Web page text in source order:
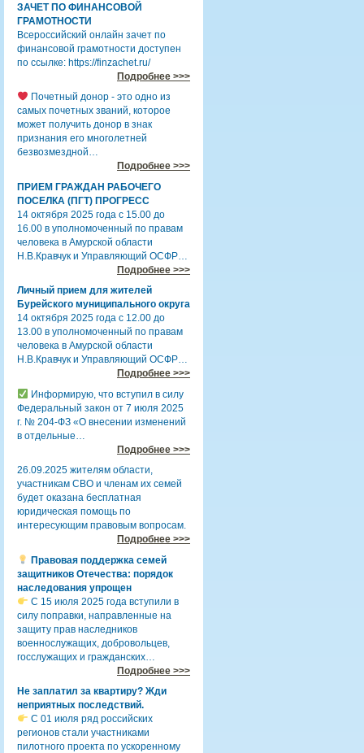
ЗАЧЕТ ПО ФИНАНСОВОЙ
ГРАМОТНОСТИ
Всероссийский онлайн зачет по
финансовой грамотности доступен
по ссылке: https://finzachet.ru/
Подробнее >>>
Почетный донор - это одно из
самых почетных званий, которое
может получить донор в знак
признания его многолетней
безвозмездной…
Подробнее >>>
ПРИЕМ ГРАЖДАН РАБОЧЕГО
ПОСЕЛКА (ПГТ) ПРОГРЕСС
14 октября 2025 года с 15.00 до
16.00 в уполномоченный по правам
человека в Амурской области
Н.В.Кравчук и Управляющий ОСФР…
Подробнее >>>
Личный прием для жителей
Бурейского муниципального округа
14 октября 2025 года с 12.00 до
13.00 в уполномоченный по правам
человека в Амурской области
Н.В.Кравчук и Управляющий ОСФР…
Подробнее >>>
Информирую, что вступил в силу
Федеральный закон от 7 июля 2025
г. № 204-ФЗ «О внесении изменений
в отдельные…
Подробнее >>>
26.09.2025 жителям области,
участникам СВО и членам их семей
будет оказана бесплатная
юридическая помощь по
интересующим правовым вопросам.
Подробнее >>>
Правовая поддержка семей
защитников Отечества: порядок
наследования упрощен
С 15 июля 2025 года вступили в
силу поправки, направленные на
защиту прав наследников
военнослужащих, добровольцев,
госслужащих и гражданских…
Подробнее >>>
Не заплатил за квартиру? Жди
неприятных последствий.
С 01 июля ряд российских
регионов стали участниками
пилотного проекта по ускоренному